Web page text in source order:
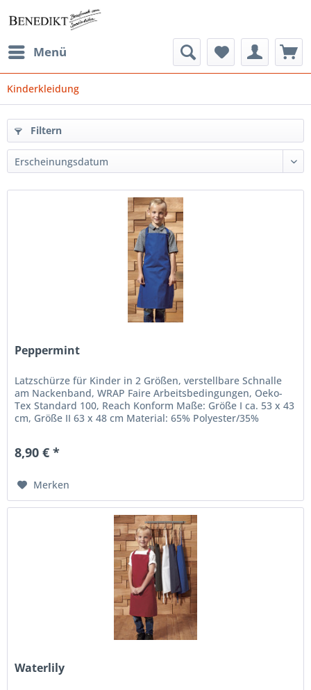
Menü
Kinderkleidung
Filtern
Peppermint
Latzschürze für Kinder in 2 Größen, verstellbare Schnalle
am Nackenband, WRAP Faire Arbeitsbedingungen, Oeko-
Tex Standard 100, Reach Konform Maße: Größe I ca. 53 x 43
cm, Größe II 63 x 48 cm Material: 65% Polyester/35%
8,90 € *
Merken
Waterlily